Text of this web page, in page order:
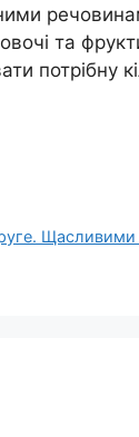
та
потрібну
Щасливими